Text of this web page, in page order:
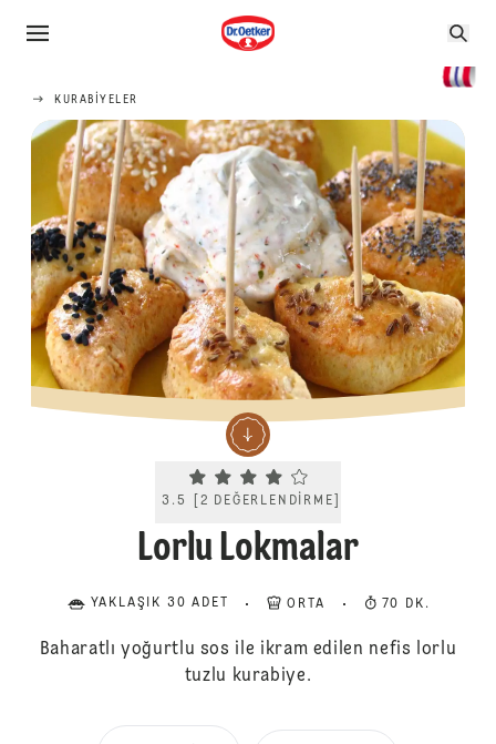
KURABIYELER
Current rating 3.5. Click to rate.
3.5 2 DEĞERLENDIRME
Lorlu Lokmalar
YAKLAŞIK 30 ADET ORTA 70 DK.
Baharatlı yoğurtlu sos ile ikram edilen nefis lorlu
tuzlu kurabiye.